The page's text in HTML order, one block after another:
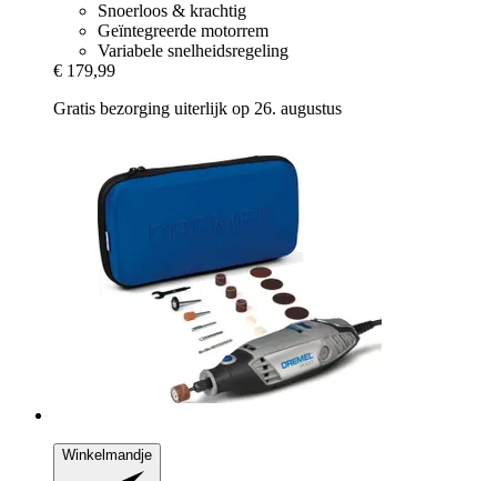
Snoerloos & krachtig
Geïntegreerde motorrem
Variabele snelheidsregeling
€ 179,99
Gratis bezorging uiterlijk op 26. augustus
Winkelmandje